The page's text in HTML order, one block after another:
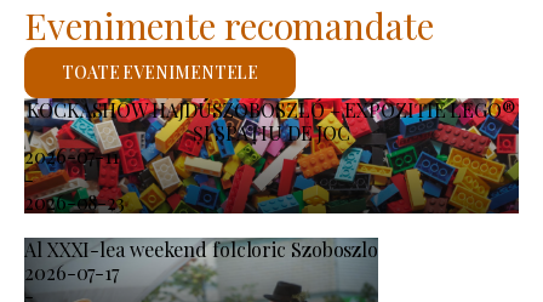
KOCKASHOW HAJDÚSZOBOSZLÓ – EXPOZIȚIE LEGO®
ȘI SPAȚIU DE JOC
2026-07-11
-
2026-08-23
Al XXXI-lea weekend folcloric Szoboszlo
2026-07-17
-
Evenimente recomandate
TOATE EVENIMENTELE